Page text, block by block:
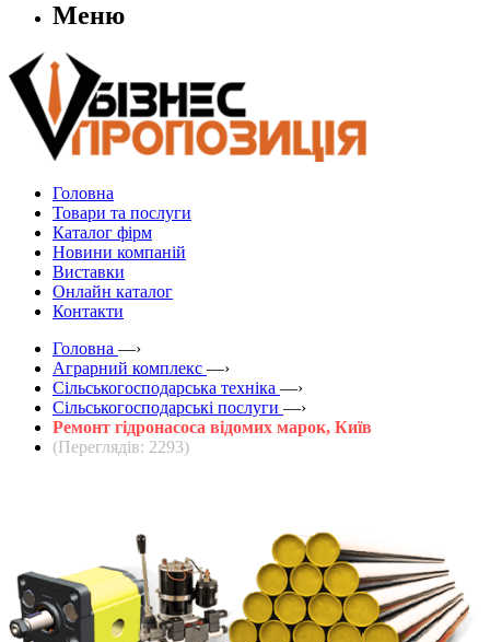
Меню
Головна
Товари та послуги
Каталог фірм
Новини компаній
Виставки
Онлайн каталог
Контакти
Головна —›
Аграрний комплекс —›
Сільськогосподарська техніка —›
Сільськогосподарські послуги —›
Ремонт гідронасоса відомих марок, Київ
(Переглядів: 2293)